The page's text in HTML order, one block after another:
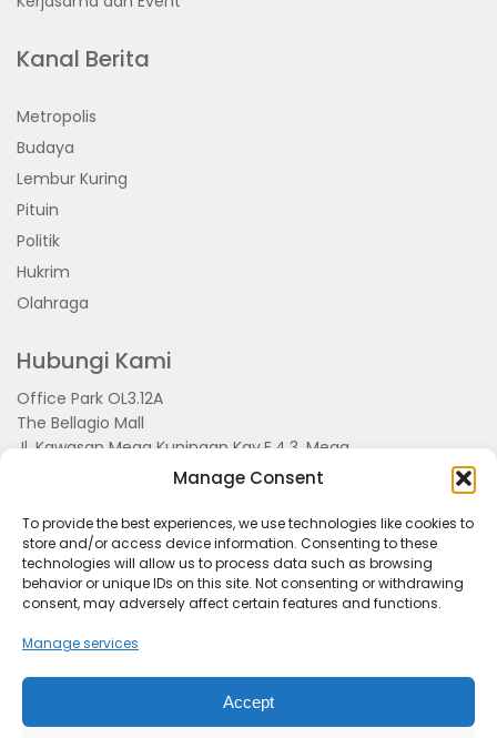
Manage Consent
To provide the best experiences, we use technologies like cookies to
store and/or access device information. Consenting to these
technologies will allow us to process data such as browsing
behavior or unique IDs on this site. Not consenting or withdrawing
consent, may adversely affect certain features and functions.
Manage services
Accept
Kanal Berita
Metropolis
Budaya
Lembur Kuring
Pituin
Politik
Hukrim
Olahraga
Hubungi Kami
Office Park OL3.12A
The Bellagio Mall
Jl. Kawasan Mega Kuningan Kav.E.4.3, Mega
Kuningan, Kel. Kuningan Timur,